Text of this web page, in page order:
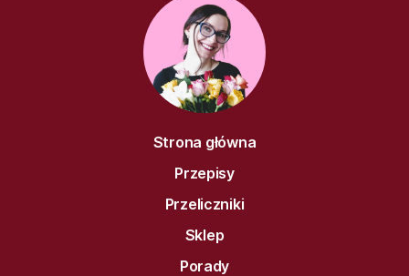
Strona główna
Przepisy
Przeliczniki
Sklep
Porady